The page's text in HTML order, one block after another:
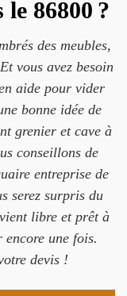
86800 ?
des meubles,
vous avez besoin
aide pour vider
bonne idée de
grenier et cave à
conseillons de
entreprise de
serez surpris du
libre et prêt à
une fois.
devis !